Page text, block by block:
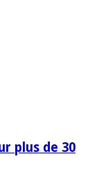
plus de 30